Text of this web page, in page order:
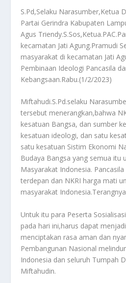
S.Pd,Selaku Narasumber,Ketua
Partai Gerindra Kabupaten
Agus
kecamatan Jati Agung.Pramudi
masyarakat di kecamatan Jati
Pembinaan Ideologi Pancasila
Kebangsaan.Rabu.(1/2/2023)
Miftahudi.S.Pd.selaku
tersebut menerangkan,bahwa
kesatuan Bangsa, dan sumber
kesatuan ideologi, dan satu
satu kesatuan Sistim Ekonomi
Budaya Bangsa yang semua itu
Masyarakat Indonesia.
terdepan dan NKRI harga mati
masyarakat
Untuk itu para Peserta
pada hari ini,harus dapat
menciptakan rasa aman dan
Pembangunan Nasional
Indonesia dan seluruh Tumpah
Miftahudin.